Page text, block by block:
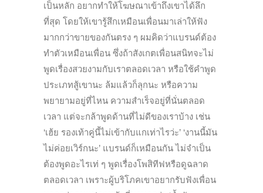
เป็นหลัก อยากทำให้โฆษณาเข้าถึงเขาได้ลึก
ที่สุด โดยให้เขารู้สึกเหมือนเพื่อนมาเล่าให้ฟัง
มากกว่าขายของกันตรง ๆ ผมคิดว่าแบรนด์ต้อง
ทำตัวเหมือนเพื่อน ซึ่งถ้าสังเกตเพื่อนสนิทจะไม่
พูดเรื่องสวยงามกับเราตลอดเวลา หรือใช้คำพูด
ประเภทสู้เขานะ ล้มแล้วก็ลุกนะ หรือความ
พยายามอยู่ที่ไหน ความสำเร็จอยู่ที่นั่นตลอด
เวลา แต่จะกล้าพูดด้านที่ไม่ดีของเราบ้าง เช่น
‘เฮ้ย รองเท้าคู่นี้ไม่เข้ากับแกเท่าไรว่ะ’ ‘งานนี้มัน
ไม่ค่อยเวิร์กนะ’ แบรนด์ก็เหมือนกัน ไม่จำเป็น
ต้องพูดอะไรเท่ ๆ พูดเรื่องโพสิทีฟหรือดูฉลาด
ตลอดเวลา เพราะผู้บริโภคเขาอยากรับฟังเพื่อน